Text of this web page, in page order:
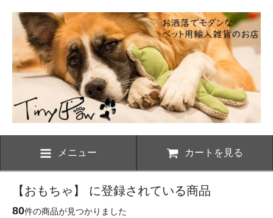
メニュー カートを見る
【おもちゃ】 に登録されている商品
80件の商品が見つかりました